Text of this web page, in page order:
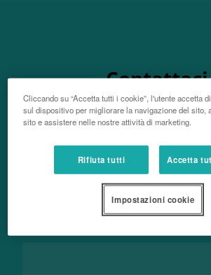
Contattaci
Nome e cognome
Cliccando su “Accetta tutti i cookie”, l'utente accetta
sul dispositivo per migliorare la navigazione del sito,
sito e assistere nelle nostre attività di marketing.
Rifiuta tutti Accetta
Impostazioni cookie